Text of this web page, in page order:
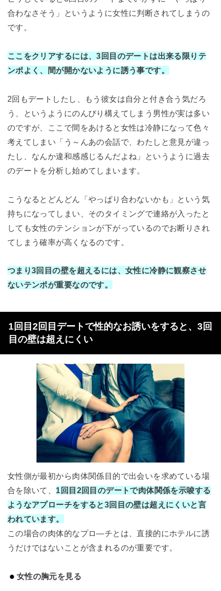
合わなさそう」というように女性に判断されてしまうの
です。
ここをクリアするには、3回目のデートは出来る限りテ
ンポよく、間が開かないように誘う事です。
2回もデートしたし、もう彼女は自分と付き合う気だろ
う、というようにのんびり構えてしまう男性が実は多い
のですが、ここで間をあけると女性は冷静になって色々
考えてしまい「う～んあの会話で、わたしと意見が違っ
たし、なんか違和感感じるんだよね」というように過去
のデートを分析し始めてしまいます。
こうなるとどんどん「やっぱり合わないかも」という気
持ちになってしまい、そのタイミングで連絡が入ったと
しても女性のテンションが下がっているのでお断りされ
てしまう確率が高くなるのです。
つまり3回目の壁を超えるには、女性に冷静に観察させ
ないテンポが重要なのです。
1回目2回目デートで性的なお誘いをすると、3回
目の壁は超えにくい
女性側が最初から肉体関係目的で出会いを求めている場
合を除いて、 1回目2回目のデートで肉体関係を示唆する
ようなアプローチをすると3回目の壁は超えにくいと言
われています。
この場合の肉体的なプロ―チとは、直接的にホテルに誘
うだけではないことが含まれるのが重要です。
女性の胸元を見る